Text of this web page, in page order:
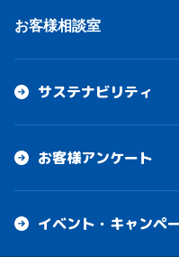
お客様相談室
サステナビリティ
お客様アンケート
イベント・キャンペ